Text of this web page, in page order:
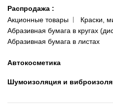
Распродажа :
Акционные товары
Краски,
Абразивная бумага в кругах
Абразивная бумага в листах
Автокосметика
Шумоизоляция и